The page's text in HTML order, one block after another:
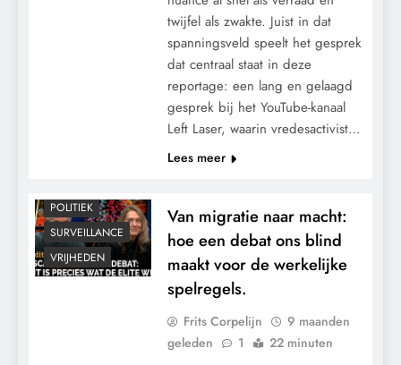
twijfel als zwakte. Juist in dat
spanningsveld speelt het gesprek
dat centraal staat in deze
reportage: een lang en gelaagd
gesprek bij het YouTube-kanaal
Left Laser, waarin vredesactivist…
Lees meer
POLITIEK
SURVEILLANCE
VRIJHEDEN
Van migratie naar macht:
hoe een debat ons blind
maakt voor de werkelijke
spelregels.
Frits Corpelijn
9 maanden
geleden
1 22 minuten